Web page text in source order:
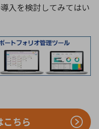
入を検討してみてはい
こちら